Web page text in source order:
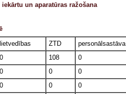
un aparatūras ražošana
lietvedības ZTD personālsastāva
0 108 0
0 0 0
0 0 0